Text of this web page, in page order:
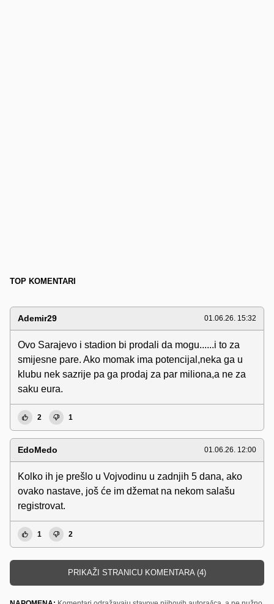
TOP KOMENTARI
Ademir29 01.06.26. 15:32
Ovo Sarajevo i stadion bi prodali da mogu......i to za
smijesne pare. Ako momak ima potencijal,neka ga u
klubu nek sazrije pa ga prodaj za par miliona,a ne za
saku eura.
2 1
EdoMedo 01.06.26. 12:00
Kolko ih je prešlo u Vojvodinu u zadnjih 5 dana, ako
ovako nastave, još će im džemat na nekom salašu
registrovat.
1 2
PRIKAŽI STRANICU KOMENTARA (4)